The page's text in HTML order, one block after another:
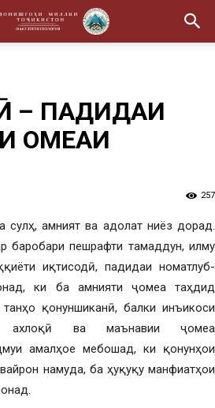
– ПАДИДАИ
ҶОМЕАИ
257
сулҳ, амният ва адолат ниёз дорад.
баробари пешрафти тамаддун, илму
иқтисодӣ, падидаи номатлуб-
ки ба амнияти ҷомеа таҳдид
қонуншиканӣ, балки инъикоси
ахлоқӣ ва маънавии ҷомеа
амалҳое мебошад, ки қонунҳои
намуда, ба ҳуқуқу манфиатҳои